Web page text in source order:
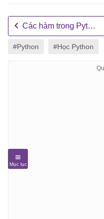
Các hàm trong Python
#Python #Học Python